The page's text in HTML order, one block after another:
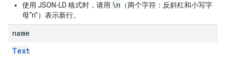
使用 JSON-LD 格式时，请用 \n （两个字符：反斜杠和小写字
母“n”）表示新行。
name
Text